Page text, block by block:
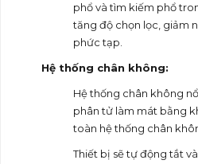
phổ và tìm kiếm phổ
tăng độ chọn lọc, giảm
phức tạp.
Hệ thống chân không:
Hệ thống chân không
phân tử làm mát bằng
toàn hệ thống chân
Thiết bị sẽ tự động tắt